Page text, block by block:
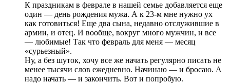
К праздникам в феврале в нашей семье добавляется еще
один — день рождения мужа. А к 23-м мне нужно ух
как готовиться! Еще два сына, недавно отслужившие в
армии, и отец. И вообще, вокруг много мужчин, и все
— любимые! Так что февраль для меня — месяц
«сурьезный».
Ну, а без шуток, хочу все же начать регулярно писать не
менее тысячи слов ежедневно. Начинаю — и бросаю. А
надо начать — и закончить. Вот и попробую.